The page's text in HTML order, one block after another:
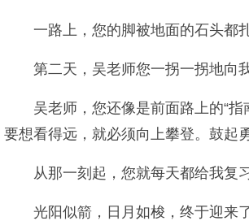
一路上，您的脚被地面的石头都
第二天，吴老师您一拐一拐地向
吴老师，您还像是前面路上的“
要想看得远，就必须向上攀登。鼓起
从那一刻起，您就每天都给我复
光阳似箭，日月如梭，终于迎来